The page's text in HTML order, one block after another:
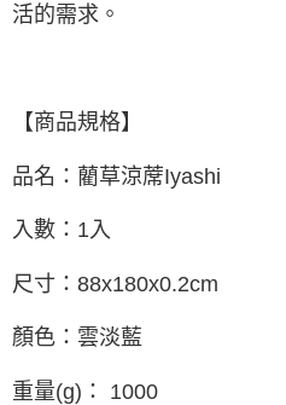
活的需求。
【商品規格】
品名：藺草涼蓆Iyashi
入數：1入
尺寸：88x180x0.2cm
顏色：雲淡藍
重量(g)： 1000